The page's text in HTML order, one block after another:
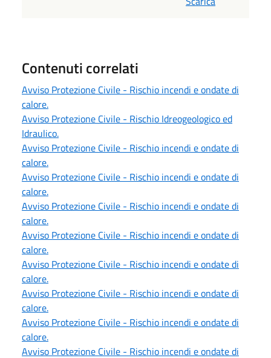
Contenuti correlati
Avviso Protezione Civile - Rischio incendi e ondate di
calore.
Avviso Protezione Civile - Rischio Idreogeologico ed
Idraulico.
Avviso Protezione Civile - Rischio incendi e ondate di
calore.
Avviso Protezione Civile - Rischio incendi e ondate di
calore.
Avviso Protezione Civile - Rischio incendi e ondate di
calore.
Avviso Protezione Civile - Rischio incendi e ondate di
calore.
Avviso Protezione Civile - Rischio incendi e ondate di
calore.
Avviso Protezione Civile - Rischio incendi e ondate di
calore.
Avviso Protezione Civile - Rischio incendi e ondate di
calore.
Avviso Protezione Civile - Rischio incendi e ondate di